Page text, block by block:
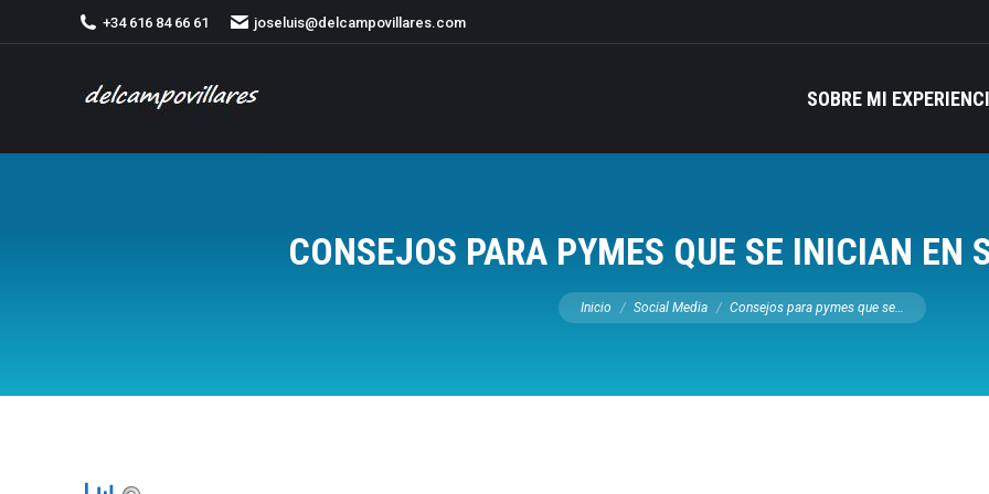
+34 616 84 66 61 joseluis@delcampovillares.com
SOBRE MI
CONSEJOS PARA PYMES QUE SE INICIAN EN
Estás aquí:
Inicio Social Media Consejos para pymes que se…